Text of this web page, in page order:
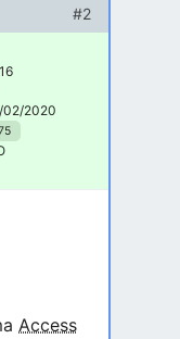
#2
02/2020
Access